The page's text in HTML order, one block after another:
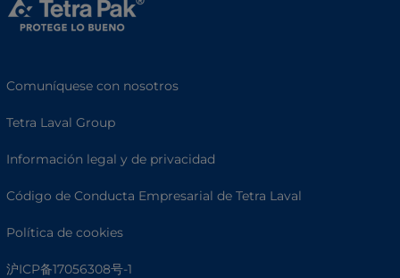
Comuníquese con nosotros
Tetra Laval Group
Información legal y de privacidad
Código de Conducta Empresarial de Tetra Laval
Política de cookies
沪ICP备17056308号-1